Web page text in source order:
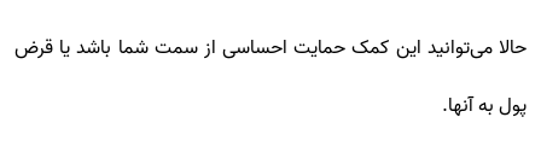
حالا می‌توانید این کمک حمایت احساسی از سمت شما باشد یا قرض
پول به آنها.